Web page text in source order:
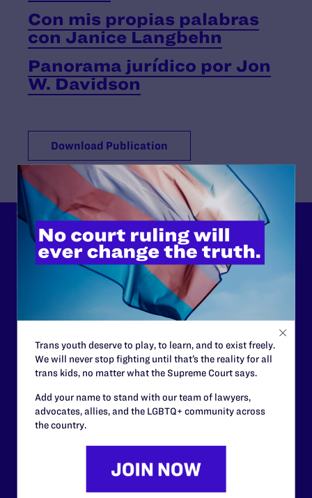
Con mis propias palabras
con Janice Langbehn
Panorama jurídico por Jon
W. Davidson
Download Publication
Lambda Legal can’t do this
work without your
support.
Your gift today keeps Lambda Legal's lawyers in
courtrooms across the country fighting to strike down these
morally wrong and legally unconstitutional laws, and we
need your support now more than ever.
$25 $50
Trans youth deserve to play, to learn, and to exist freely.
We will never stop fighting until that’s the reality for all
trans kids, no matter what the Supreme Court says.
Add your name to stand with our team of lawyers,
advocates, allies, and the LGBTQ+ community across
the country.